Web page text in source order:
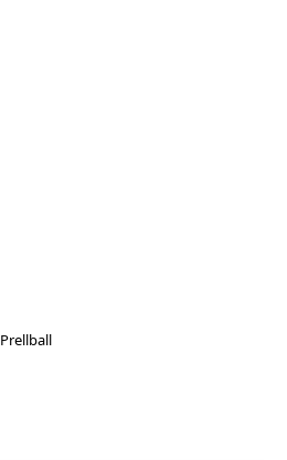
Prellball